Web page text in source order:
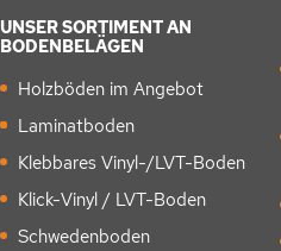
UNSER SORTIMENT AN
BODENBELÄGEN
Holzböden im Angebot
Laminatboden
Klebbares Vinyl-/LVT-Boden
Klick-Vinyl / LVT-Boden
Schwedenboden